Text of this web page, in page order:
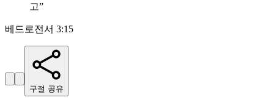
고”
베드로전서 3:15
구절 공유